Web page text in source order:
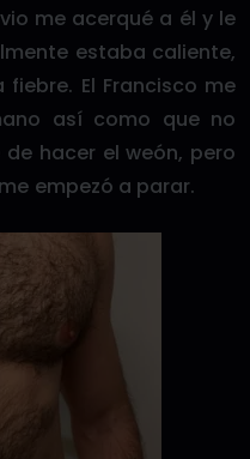
me acerqué a él y le
estaba caliente,
El Francisco me
así como que no
hacer el weón, pero
empezó a parar.